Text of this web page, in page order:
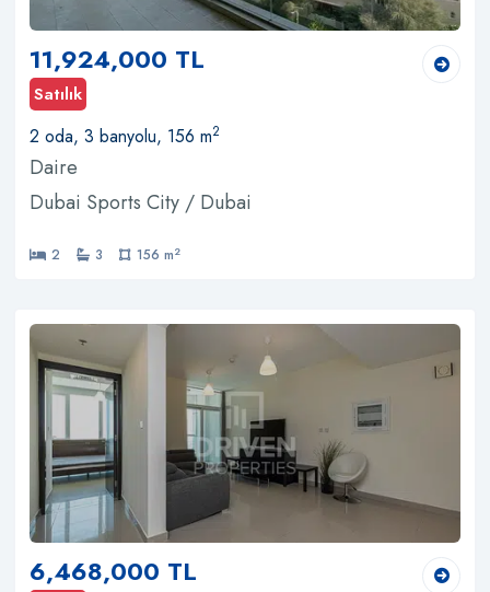
11,924,000 TL
Satılık
2 oda, 3 banyolu, 156 m2
Daire
Dubai Sports City / Dubai
2 3 156 m2
6,468,000 TL